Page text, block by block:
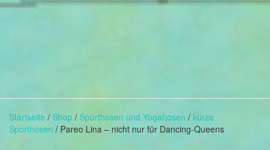
Startseite / Shop / Sporthosen und Yogahosen / kurze
Sporthosen / Pareo Lina – nicht nur für Dancing-Queens